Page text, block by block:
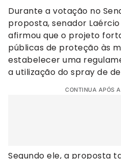
Durante a votação no
proposta, senador
afirmou que o projeto
públicas de proteção às
estabelecer uma
a utilização do spray de
CONTINUA APÓS
Segundo ele, a proposta